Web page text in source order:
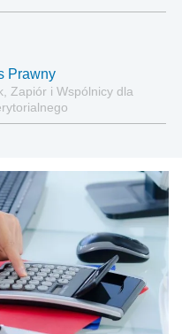
Prawny
Zapiór i Wspólnicy dla